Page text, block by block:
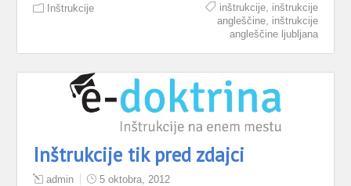
Inštrukcije inštrukcije, inštrukcije
angleščine, inštrukcije
angleščine ljubljana
Inštrukcije tik pred zdajci
admin 5 oktobra, 2012